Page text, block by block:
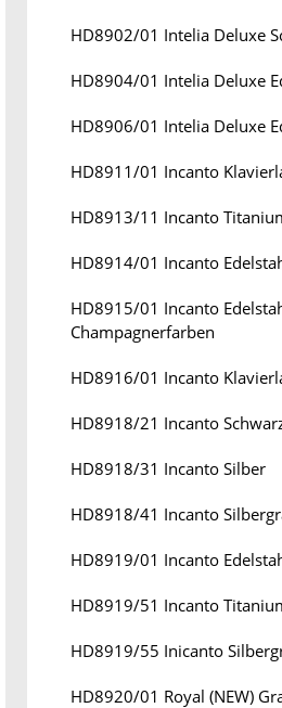
HD8902/01 Intelia Deluxe
HD8904/01 Intelia Deluxe
HD8906/01 Intelia Deluxe
HD8911/01 Incanto
HD8913/11 Incanto
HD8914/01 Incanto
HD8915/01 Incanto
Champagnerfarben
HD8916/01 Incanto
HD8918/21 Incanto
HD8918/31 Incanto Silber
HD8918/41 Incanto
HD8919/01 Incanto
HD8919/51 Incanto
HD8919/55 Inicanto
HD8920/01 Royal (NEW)